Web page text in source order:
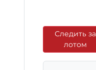
Следить за
лотом